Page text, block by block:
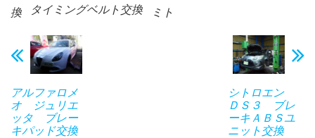
換
タイミングベルト交換 ミト
アルファロメ
オ ジュリエ
ッタ ブレー
キパッド交換
シトロエン
ＤＳ３ ブレ
ーキＡＢＳユ
ニット交換